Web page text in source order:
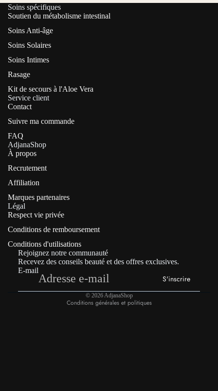
Soins spécifiques
Soutien du métabolisme intestinal
Soins Anti-âge
Soins Solaires
Soins Intimes
Rasage
Kit de secours à l'Aloe Vera
Service client
Contact
Suivre ma commande
FAQ
AdjanaShop
À propos
Recrutement
Affiliation
Marques partenaires
Légal
Respect vie privée
Conditions de remboursement
Conditions d'utilisations
Rejoignez notre communauté
Recevez des conseils beauté et des offres exclusives.
E-mail
S'inscrire
© 2026 AdjanaShop
Conditions générales et politiques
Coordonnées
Politique de remboursement
Conditions générales de vente
Mentions légales
Conditions d’utilisation